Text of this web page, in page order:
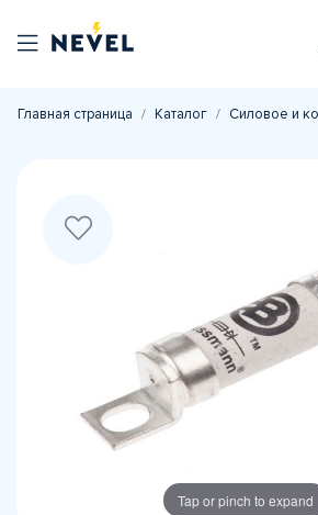
Главная страница Каталог Силовое и
Tap or pinch to expand